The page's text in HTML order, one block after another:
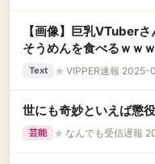
【画像】巨乳VTuber
そうめんを食べるｗｗ
Text ★ VIPPER速報 2025-
世にも奇妙といえば懲
芸能 ★ なんでも受信遅報